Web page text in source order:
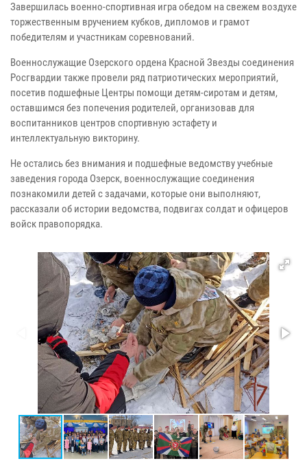
Завершилась военно-спортивная игра обедом на свежем воздухе
торжественным вручением кубков, дипломов и грамот
победителям и участникам соревнований.
Военнослужащие Озерского ордена Красной Звезды соединения
Росгвардии также провели ряд патриотических мероприятий,
посетив подшефные Центры помощи детям-сиротам и детям,
оставшимся без попечения родителей, организовав для
воспитанников центров спортивную эстафету и
интеллектуальную викторину.
Не остались без внимания и подшефные ведомству учебные
заведения города Озерск, военнослужащие соединения
познакомили детей с задачами, которые они выполняют,
рассказали об истории ведомства, подвигах солдат и офицеров
войск правопорядка.